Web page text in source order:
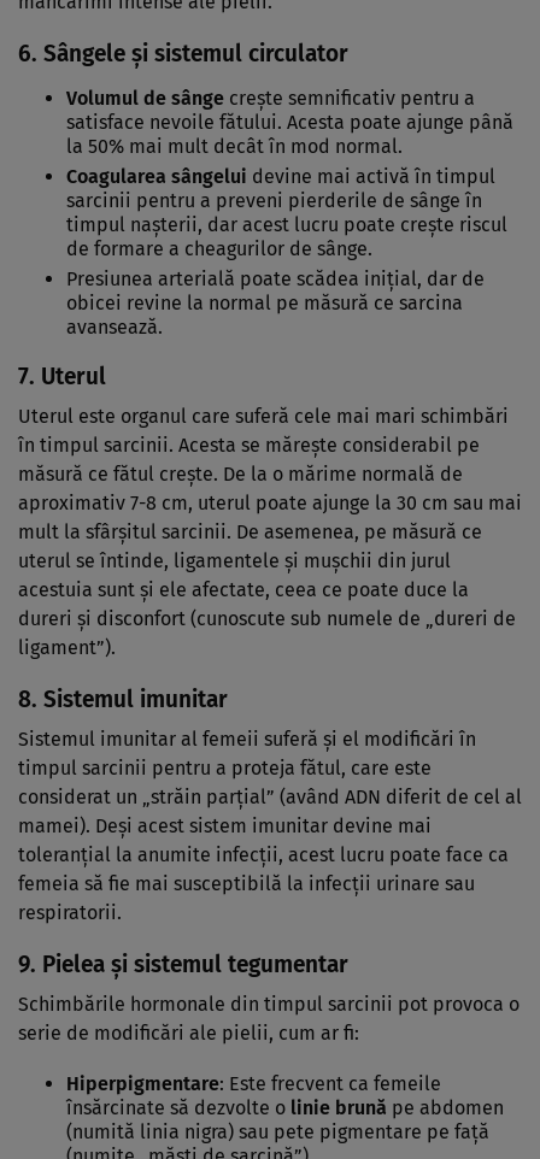
6. Sângele și sistemul circulator
Volumul de sânge crește semnificativ pentru a
satisface nevoile fătului. Acesta poate ajunge până
la 50% mai mult decât în mod normal.
Coagularea sângelui devine mai activă în timpul
sarcinii pentru a preveni pierderile de sânge în
timpul nașterii, dar acest lucru poate crește riscul
de formare a cheagurilor de sânge.
Presiunea arterială poate scădea inițial, dar de
obicei revine la normal pe măsură ce sarcina
avansează.
7. Uterul
Uterul este organul care suferă cele mai mari schimbări
în timpul sarcinii. Acesta se mărește considerabil pe
măsură ce fătul crește. De la o mărime normală de
aproximativ 7-8 cm, uterul poate ajunge la 30 cm sau mai
mult la sfârșitul sarcinii. De asemenea, pe măsură ce
uterul se întinde, ligamentele și mușchii din jurul
acestuia sunt și ele afectate, ceea ce poate duce la
dureri și disconfort (cunoscute sub numele de „dureri de
ligament”).
8. Sistemul imunitar
Sistemul imunitar al femeii suferă și el modificări în
timpul sarcinii pentru a proteja fătul, care este
considerat un „străin parțial” (având ADN diferit de cel al
mamei). Deși acest sistem imunitar devine mai
toleranțial la anumite infecții, acest lucru poate face ca
femeia să fie mai susceptibilă la infecții urinare sau
respiratorii.
9. Pielea și sistemul tegumentar
Schimbările hormonale din timpul sarcinii pot provoca o
serie de modificări ale pielii, cum ar fi:
Hiperpigmentare: Este frecvent ca femeile
însărcinate să dezvolte o linie brună pe abdomen
(numită linia nigra) sau pete pigmentare pe față